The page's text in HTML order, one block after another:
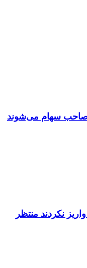
صاحب سهام می‌شوند
نکردند منتظر